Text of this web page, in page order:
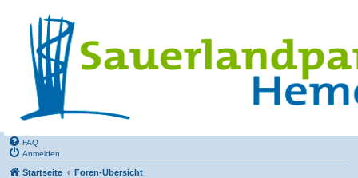
FAQ
Anmelden
Startseite Foren-Übersicht